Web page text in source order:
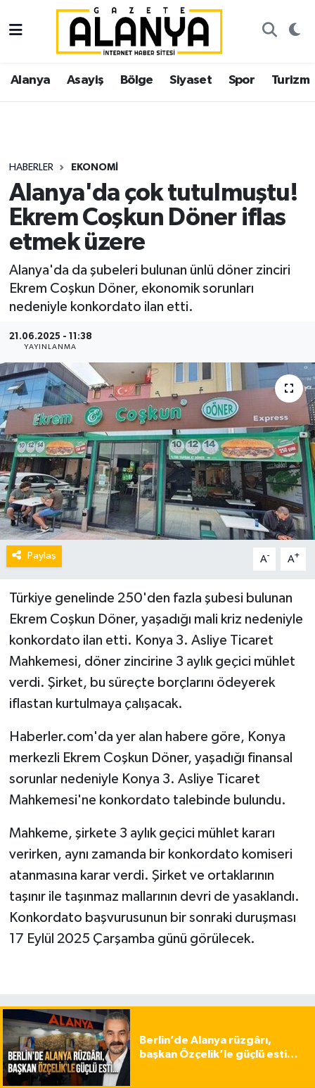
Alanya Asayiş Bölge Siyaset Spor Turizm
HABERLER EKONOMI
Alanya'da çok tutulmuştu!
Ekrem Coşkun Döner iflas
etmek üzere
Alanya'da da şubeleri bulunan ünlü döner zinciri
Ekrem Coşkun Döner, ekonomik sorunları
nedeniyle konkordato ilan etti.
21.06.2025 - 11:38
YAYINLANMA
Paylaş A- A+
Türkiye genelinde 250'den fazla şubesi bulunan
Ekrem Coşkun Döner, yaşadığı mali kriz nedeniyle
konkordato ilan etti. Konya 3. Asliye Ticaret
Mahkemesi, döner zincirine 3 aylık geçici mühlet
verdi. Şirket, bu süreçte borçlarını ödeyerek
iflastan kurtulmaya çalışacak.
Haberler.com'da yer alan habere göre, Konya
merkezli Ekrem Coşkun Döner, yaşadığı finansal
sorunlar nedeniyle Konya 3. Asliye Ticaret
Mahkemesi'ne konkordato talebinde bulundu.
Mahkeme, şirkete 3 aylık geçici mühlet kararı
verirken, aynı zamanda bir konkordato komiseri
atanmasına karar verdi. Şirket ve ortaklarının
taşınır ile taşınmaz mallarının devri de yasaklandı.
Konkordato başvurusunun bir sonraki duruşması
17 Eylül 2025 Çarşamba günü görülecek.
Berlin’de Alanya rüzgârı,
başkan Özçelik’le güçlü esti…
Alanya
Asayiş
Siyaset
Spor
Turizm
Ekonomi
Gazipaşa
İstanbul Nöbetçi Eczaneler
İstanbul Hava Durumu
Süper Lig Puan Durumu ve Fikstür
Tüm Manşetler
Son Dakika Haberleri
Haber Arşivi